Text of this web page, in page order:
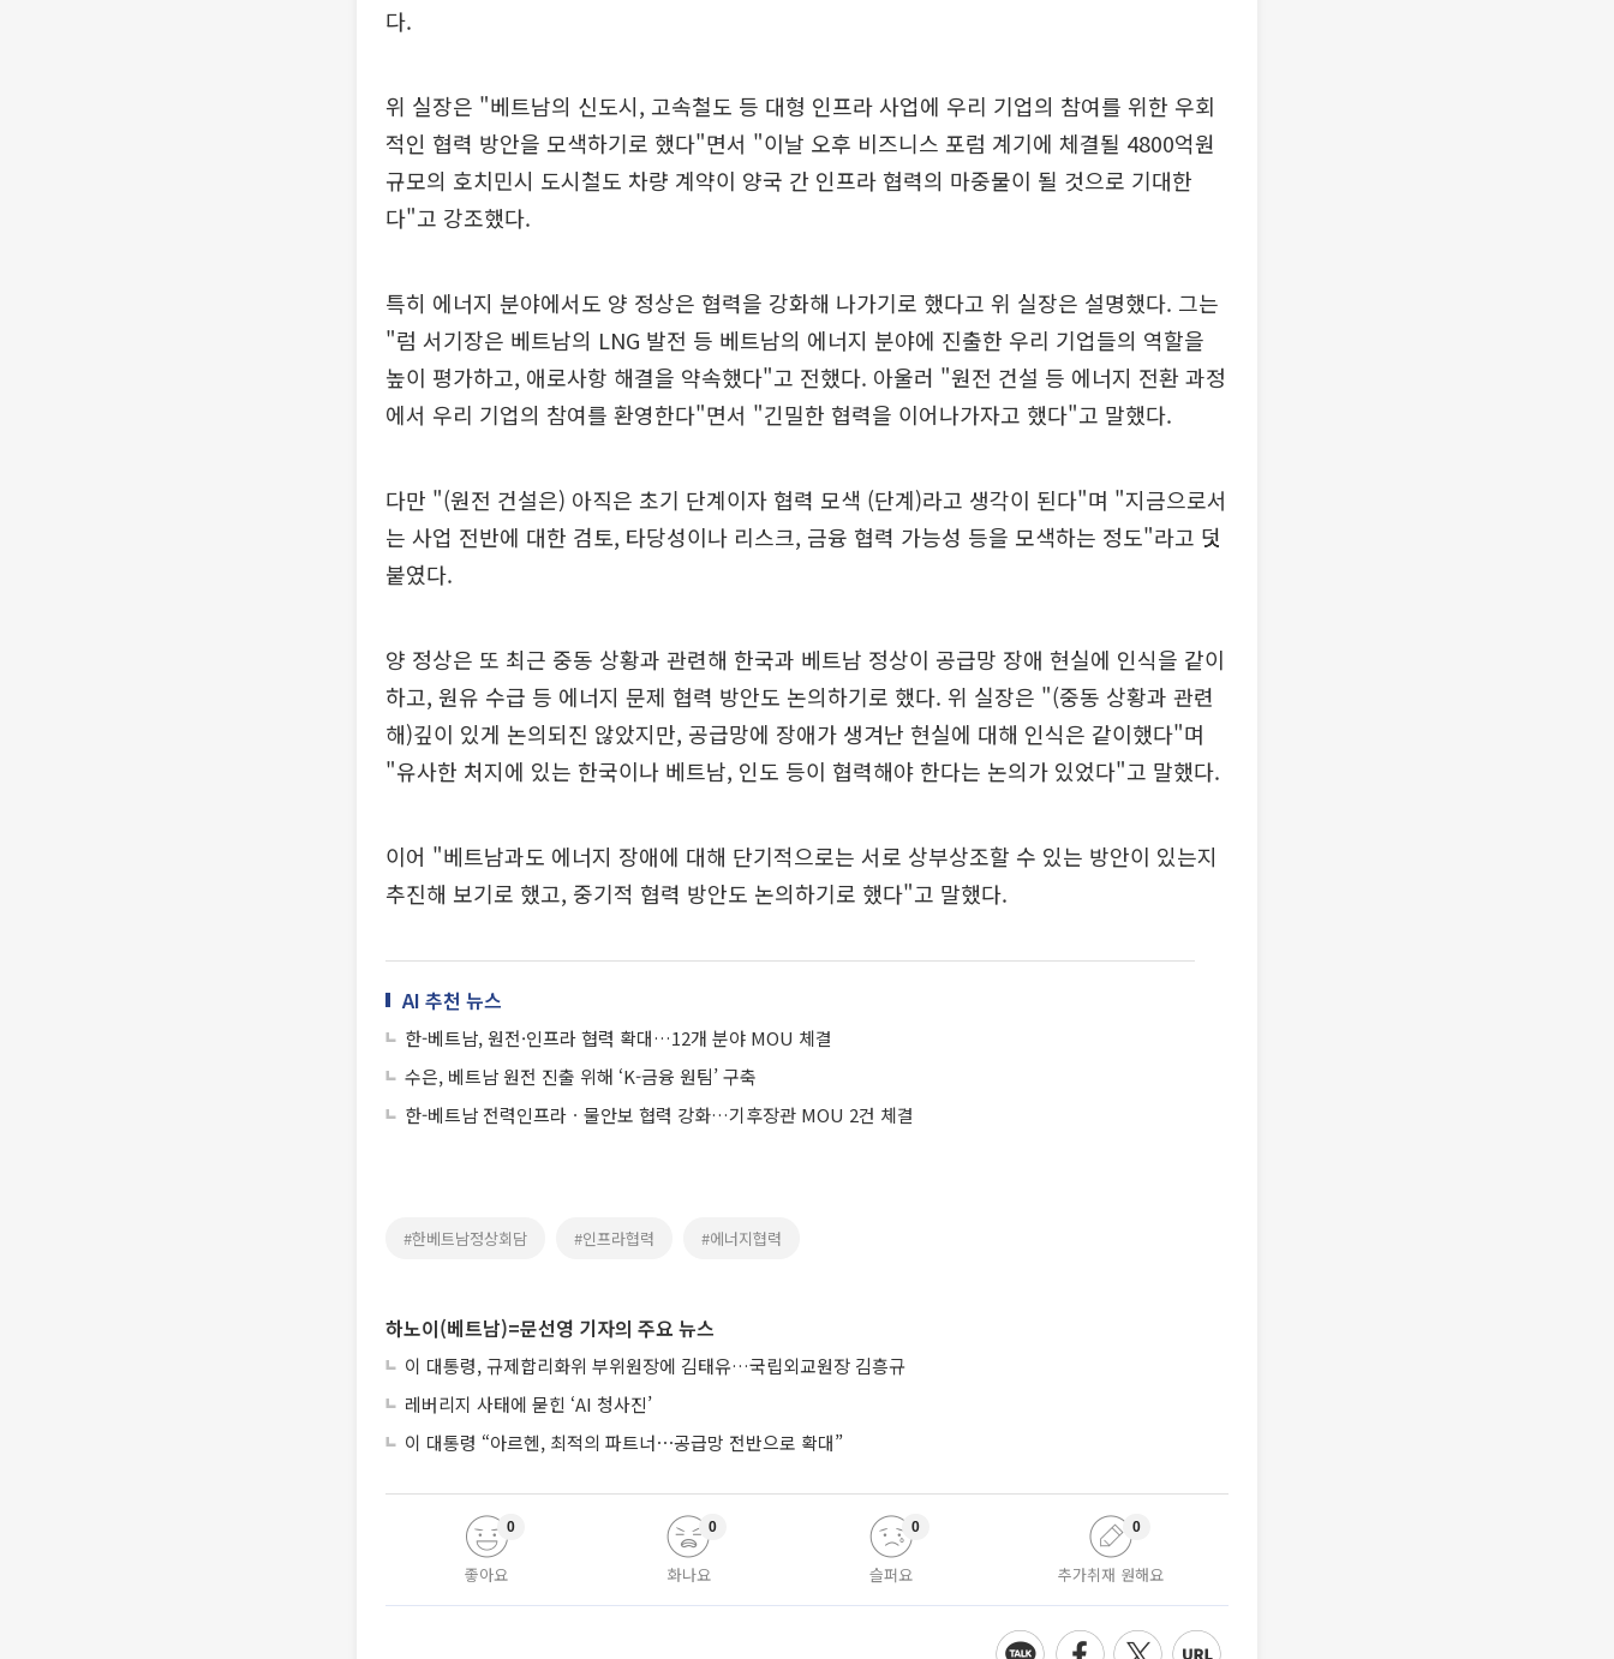
다.
위 실장은 "베트남의 신도시, 고속철도 등 대형 인프라 사업에 우리 기업의 참여를 위한 우회
적인 협력 방안을 모색하기로 했다"면서 "이날 오후 비즈니스 포럼 계기에 체결될 4800억원
규모의 호치민시 도시철도 차량 계약이 양국 간 인프라 협력의 마중물이 될 것으로 기대한
다"고 강조했다.
특히 에너지 분야에서도 양 정상은 협력을 강화해 나가기로 했다고 위 실장은 설명했다. 그는
"럼 서기장은 베트남의 LNG 발전 등 베트남의 에너지 분야에 진출한 우리 기업들의 역할을
높이 평가하고, 애로사항 해결을 약속했다"고 전했다. 아울러 "원전 건설 등 에너지 전환 과정
에서 우리 기업의 참여를 환영한다"면서 "긴밀한 협력을 이어나가자고 했다"고 말했다.
다만 "(원전 건설은) 아직은 초기 단계이자 협력 모색 (단계)라고 생각이 된다"며 "지금으로서
는 사업 전반에 대한 검토, 타당성이나 리스크, 금융 협력 가능성 등을 모색하는 정도"라고 덧
붙였다.
양 정상은 또 최근 중동 상황과 관련해 한국과 베트남 정상이 공급망 장애 현실에 인식을 같이
하고, 원유 수급 등 에너지 문제 협력 방안도 논의하기로 했다. 위 실장은 "(중동 상황과 관련
해)깊이 있게 논의되진 않았지만, 공급망에 장애가 생겨난 현실에 대해 인식은 같이했다"며
"유사한 처지에 있는 한국이나 베트남, 인도 등이 협력해야 한다는 논의가 있었다"고 말했다.
이어 "베트남과도 에너지 장애에 대해 단기적으로는 서로 상부상조할 수 있는 방안이 있는지
추진해 보기로 했고, 중기적 협력 방안도 논의하기로 했다"고 말했다.
AI 추천 뉴스
한-베트남, 원전·인프라 협력 확대…12개 분야 MOU 체결
수은, 베트남 원전 진출 위해 ‘K-금융 원팀’ 구축
한-베트남 전력인프라ㆍ물안보 협력 강화…기후장관 MOU 2건 체결
#한베트남정상회담 #인프라협력 #에너지협력
하노이(베트남)=문선영 기자의 주요 뉴스
이 대통령, 규제합리화위 부위원장에 김태유…국립외교원장 김흥규
레버리지 사태에 묻힌 ‘AI 청사진’
이 대통령 “아르헨, 최적의 파트너⋯공급망 전반으로 확대”
좋아요
0
화나요
0
슬퍼요
0
추가취재 원해요
0